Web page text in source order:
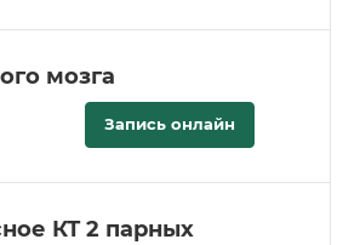
мозга
Запись онлайн
КТ 2 парных